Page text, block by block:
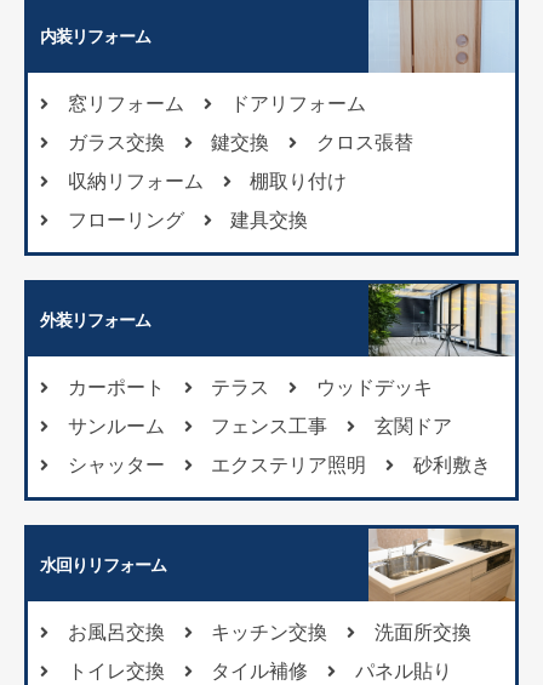
内装リフォーム
窓リフォーム
ドアリフォーム
ガラス交換
鍵交換
クロス張替
収納リフォーム
棚取り付け
フローリング
建具交換
外装リフォーム
カーポート テラス
ウッドデッキ
サンルーム
フェンス工事
玄関ドア
シャッター
エクステリア照明 砂利敷き
水回りリフォーム
お風呂交換 キッチン交換
洗面所交換
トイレ交換
タイル補修
パネル貼り